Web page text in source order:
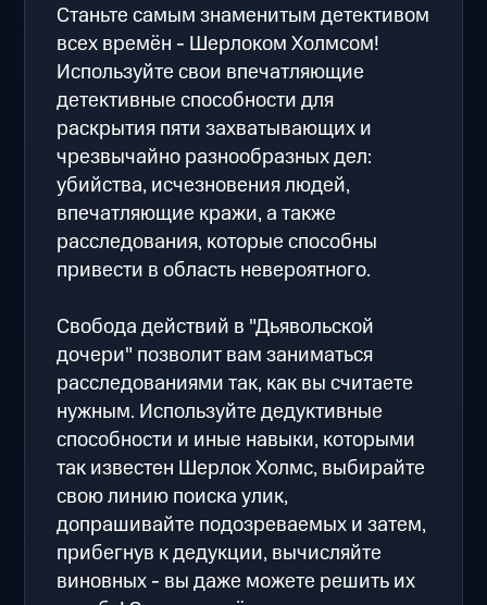
Станьте самым знаменитым детективом
всех времён - Шерлоком Холмсом!
Используйте свои впечатляющие
детективные способности для
раскрытия пяти захватывающих и
чрезвычайно разнообразных дел:
убийства, исчезновения людей,
впечатляющие кражи, а также
расследования, которые способны
привести в область невероятного.
Свобода действий в "Дьявольской
дочери" позволит вам заниматься
расследованиями так, как вы считаете
нужным. Используйте дедуктивные
способности и иные навыки, которыми
так известен Шерлок Холмс, выбирайте
свою линию поиска улик,
допрашивайте подозреваемых и затем,
прибегнув к дедукции, вычисляйте
виновных - вы даже можете решить их